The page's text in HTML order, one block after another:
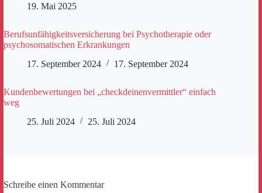
19. Mai 2025
Berufsunfähigkeitsversicherung bei Psychotherapie oder
psychosomatischen Erkrankungen
17. September 2024
17. September 2024
Kundenbewertungen bei „checkdeinenvermittler“ einfach
weg
25. Juli 2024
25. Juli 2024
Schreibe einen Kommentar